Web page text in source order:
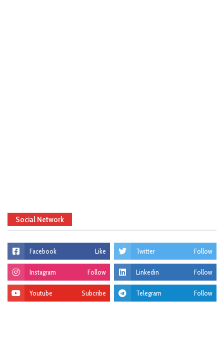
Social Network
Facebook Like Twitter Follow
Instagram Follow Linkedin Follow
Youtube Subcribe Telegram Follow